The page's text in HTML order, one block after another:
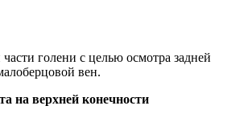
голени с целью осмотра задней
вен.
на верхней конечности